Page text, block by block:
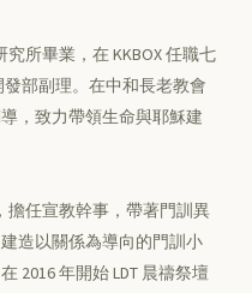
所畢業，在 KKBOX 任職七
部副理。在中和長老教會
，致力帶領生命與耶穌建
擔任宣教幹事，帶著門訓異
造以關係為導向的門訓小
2016 年開始 LDT 晨禱祭壇